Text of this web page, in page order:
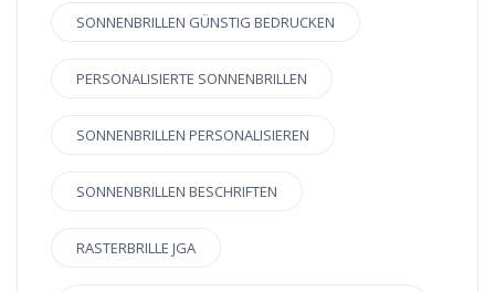
SONNENBRILLEN GÜNSTIG BEDRUCKEN
PERSONALISIERTE SONNENBRILLEN
SONNENBRILLEN PERSONALISIEREN
SONNENBRILLEN BESCHRIFTEN
RASTERBRILLE JGA